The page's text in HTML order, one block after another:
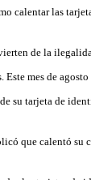
calentar las
de la
mes de
su tarjeta de
que calentó su